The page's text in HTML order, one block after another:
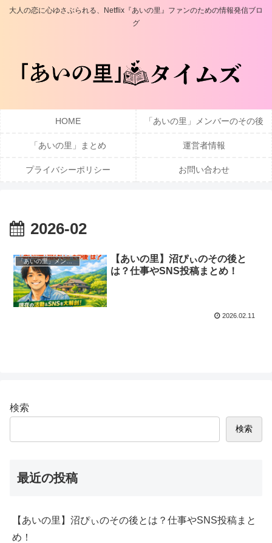
大人の恋に心ゆさぶられる、Netflix『あいの里』ファンのための情報発信ブロ
グ
HOME 「あいの里」メンバーのその後
「あいの里」まとめ 運営者情報
プライバシーポリシー お問い合わせ
2026-02
「あいの里」メンバーのその後
【あいの里】沼ぴぃのその後と
は？仕事やSNS投稿まとめ！
2026.02.11
検索
検索
最近の投稿
【あいの里】沼ぴぃのその後とは？仕事やSNS投稿まと
め！